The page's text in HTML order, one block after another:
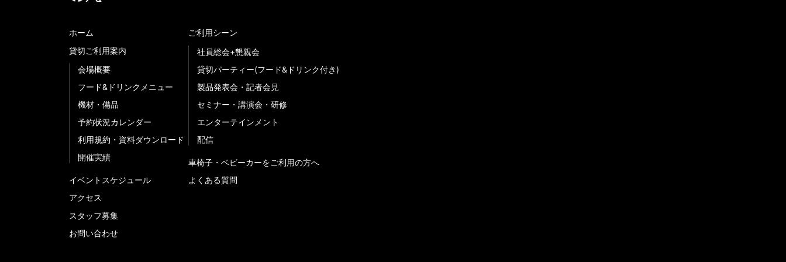
ホーム
貸切ご利用案内
会場概要
フード&ドリンクメニュー
機材・備品
予約状況カレンダー
利用規約・資料ダウンロード
開催実績
イベントスケジュール
アクセス
スタッフ募集
お問い合わせ
ご利用シーン
社員総会+懇親会
貸切パーティー(フード&ドリンク付き)
製品発表会・記者会見
セミナー・講演会・研修
エンターテインメント
配信
車椅子・ベビーカーをご利用の方へ
よくある質問